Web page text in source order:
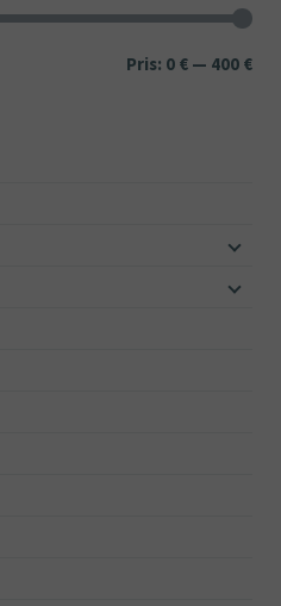
Min
Pris: 0 € — 400 €